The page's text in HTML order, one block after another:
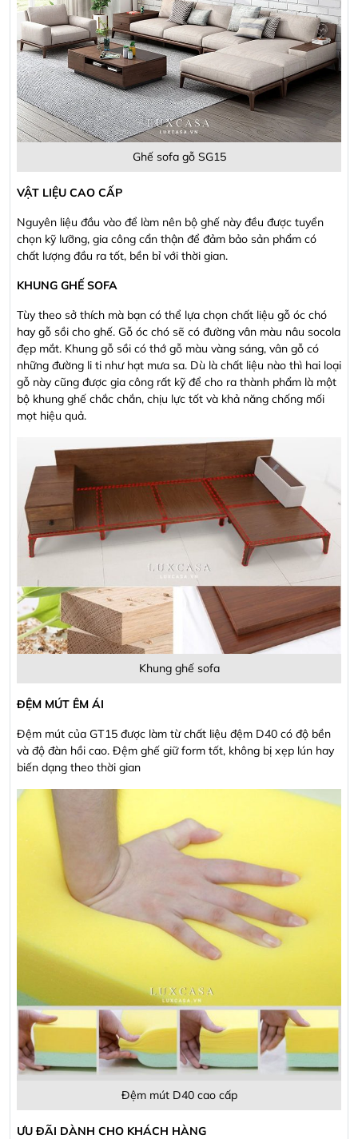
Ghế sofa gỗ SG15
VẬT LIỆU CAO CẤP
Nguyên liệu đầu vào để làm nên bộ ghế này đều được tuyển
chọn kỹ lưỡng, gia công cẩn thận để đảm bảo sản phẩm có
chất lượng đầu ra tốt, bền bỉ với thời gian.
KHUNG GHẾ SOFA
Tùy theo sở thích mà bạn có thể lựa chọn chất liệu gỗ óc chó
hay gỗ sồi cho ghế. Gỗ óc chó sẽ có đường vân màu nâu socola
đẹp mắt. Khung gỗ sồi có thớ gỗ màu vàng sáng, vân gỗ có
những đường li ti như hạt mưa sa. Dù là chất liệu nào thì hai loại
gỗ này cũng được gia công rất kỹ để cho ra thành phẩm là một
bộ khung ghế chắc chắn, chịu lực tốt và khả năng chống mối
mọt hiệu quả.
Khung ghế sofa
ĐỆM MÚT ÊM ÁI
Đệm mút của GT15 được làm từ chất liệu đệm D40 có độ bền
và độ đàn hồi cao. Đệm ghế giữ form tốt, không bị xẹp lún hay
biến dạng theo thời gian
Đệm mút D40 cao cấp
ƯU ĐÃI DÀNH CHO KHÁCH HÀNG